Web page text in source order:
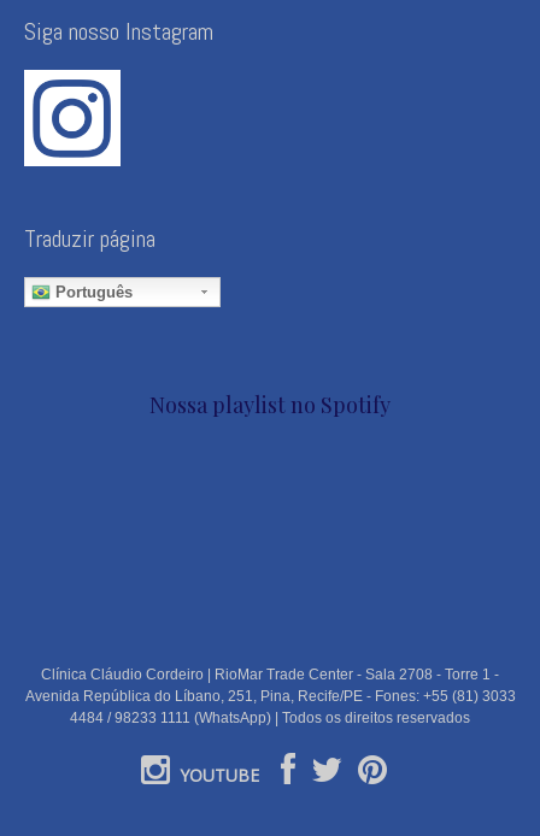
Siga nosso Instagram
Traduzir página
Português
Nossa playlist no Spotify
Clínica Cláudio Cordeiro | RioMar Trade Center - Sala 2708 - Torre 1 -
Avenida República do Líbano, 251, Pina, Recife/PE - Fones: +55 (81) 3033
4484 / 98233 1111 (WhatsApp) | Todos os direitos reservados
YOUTUBE